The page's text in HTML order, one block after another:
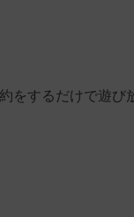
をするだけで遊び